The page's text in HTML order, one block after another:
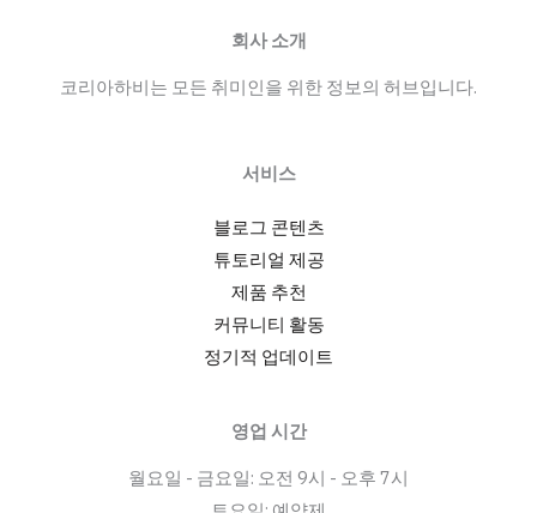
회사 소개
코리아하비는 모든 취미인을 위한 정보의 허브입니다.
서비스
블로그 콘텐츠
튜토리얼 제공
제품 추천
커뮤니티 활동
정기적 업데이트
영업 시간
월요일 - 금요일: 오전 9시 - 오후 7시